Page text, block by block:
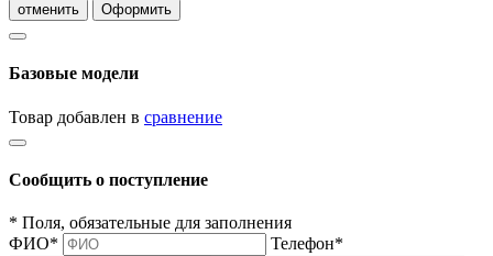
отменить
Оформить
Базовые модели
Товар добавлен в сравнение
Сообщить о поступление
* Поля, обязательные для заполнения
ФИО* Телефон*